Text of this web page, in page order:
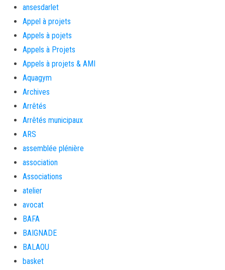
ansesdarlet
Appel à projets
Appels à pojets
Appels à Projets
Appels à projets & AMI
Aquagym
Archives
Arrêtés
Arrêtés municipaux
ARS
assemblée plénière
association
Associations
atelier
avocat
BAFA
BAIGNADE
BALAOU
basket